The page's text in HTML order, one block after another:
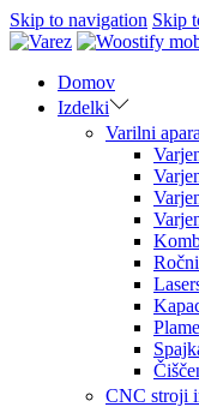
Skip to navigation Skip
Domov
Izdelki
Varilni
CNC stroji